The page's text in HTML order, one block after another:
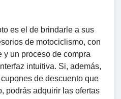
es el de brindarle a sus
de motociclismo, con
y un proceso de compra
intuitiva. Si, además,
de descuento que
podrás adquirir las ofertas